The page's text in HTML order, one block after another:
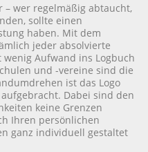
– wer regelmäßig abtaucht,
sollte einen
haben. Mit dem
jeder absolvierte
Aufwand ins Logbuch
und -vereine sind die
ist das Logo
Dabei sind den
keine Grenzen
Ihren persönlichen
ganz individuell gestaltet